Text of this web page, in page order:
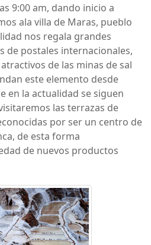
9:00 am, dando inicio a
ala villa de Maras, pueblo
nos regala grandes
de postales internacionales,
de las minas de sal
este elemento desde
en la actualidad se siguen
las terrazas de
por ser un centro de
de esta forma
de nuevos productos